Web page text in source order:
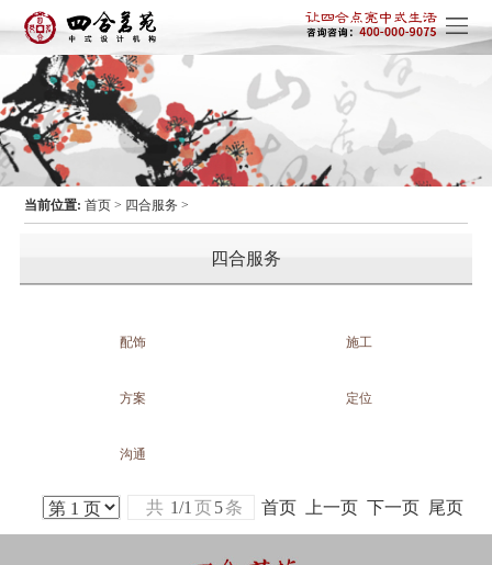
当前位置: 首页 > 四合服务 >
四合服务
配饰 施工
方案 定位
沟通
首页 上一页 下一页 尾页
共 1/1 页5条